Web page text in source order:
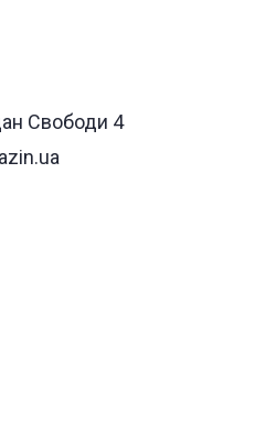
Свободи 4